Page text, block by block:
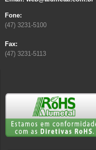
Fone:
(47) 3231-5100
Fax:
(47) 3231-5113